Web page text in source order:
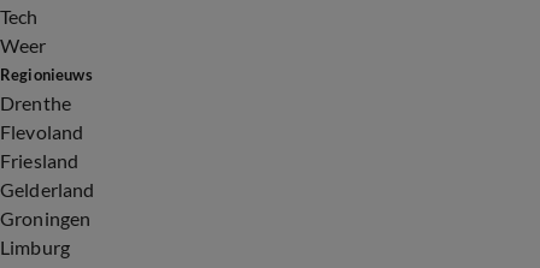
Tech
Weer
Regionieuws
Drenthe
Flevoland
Friesland
Gelderland
Groningen
Limburg